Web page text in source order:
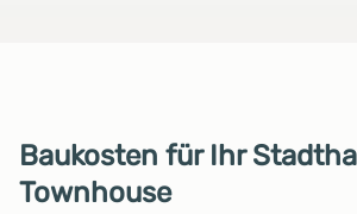
Baukosten für Ihr
Townhouse